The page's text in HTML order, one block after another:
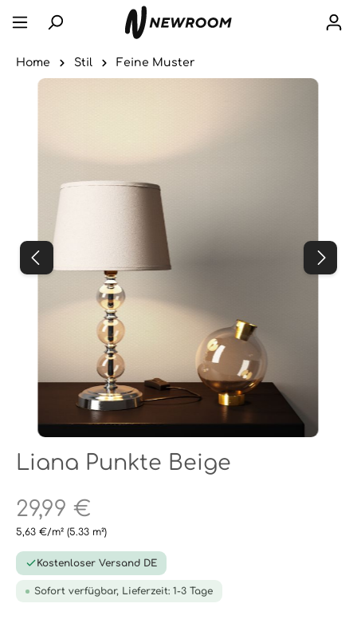
Home Stil Feine Muster
Liana Punkte Beige
29,99 €
5,63 €/m² (5.33 m²)
Kostenloser Versand DE
Sofort verfügbar, Lieferzeit: 1-3 Tage